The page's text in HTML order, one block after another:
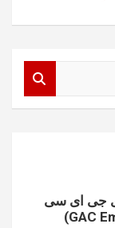
جی ای سی